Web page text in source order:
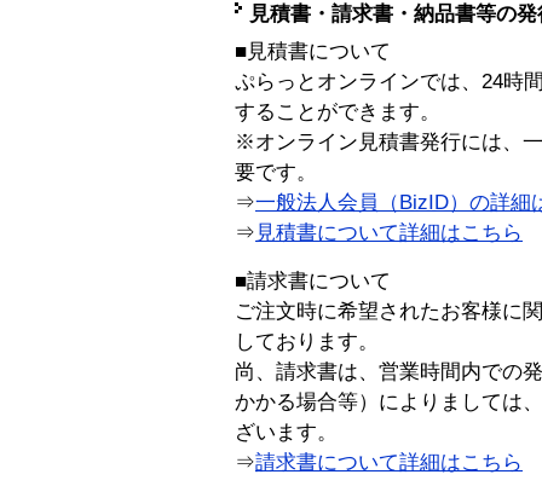
見積書・請求書・納品書等の
■見積書について
ぷらっとオンラインでは、24時
することができます。
※オンライン見積書発行には、
要です。
⇒一般法人会員（BizID）の詳細
⇒ 見積書について詳細はこちら
■請求書について
ご注文時に希望されたお客様に
しております。
尚、請求書は、営業時間内での
かかる場合等）によりましては
ざいます。
⇒請求書について詳細はこちら